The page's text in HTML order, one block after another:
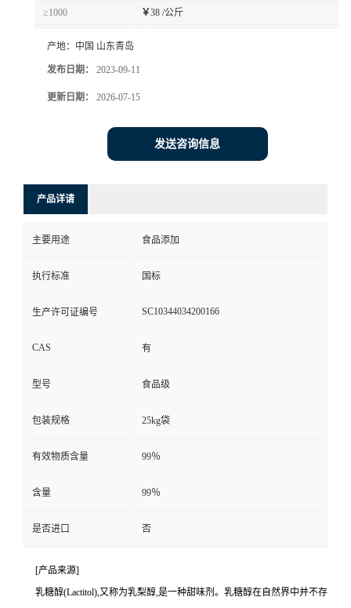
≥1000 ￥38 /公斤
产地： 中国 山东青岛
发布日期： 2023-09-11
更新日期： 2026-07-15
发送咨询信息
产品详请
主要用途 食品添加
执行标准 国标
生产许可证编号 SC10344034200166
CAS 有
型号 食品级
包装规格 25kg袋
有效物质含量 99％
含量 99％
是否进口 否
[产品来源]
乳糖醇(Lactitol),又称为乳梨醇,是一种甜味剂。乳糖醇在自然界中并不存